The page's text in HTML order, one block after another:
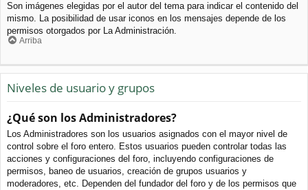
Son imágenes elegidas por el autor del tema para indicar el contenido del
mismo. La posibilidad de usar iconos en los mensajes depende de los
permisos otorgados por La Administración.
Arriba
Niveles de usuario y grupos
¿Qué son los Administradores?
Los Administradores son los usuarios asignados con el mayor nivel de
control sobre el foro entero. Estos usuarios pueden controlar todas las
acciones y configuraciones del foro, incluyendo configuraciones de
permisos, baneo de usuarios, creación de grupos usuarios y
moderadores, etc. Dependen del fundador del foro y de los permisos que